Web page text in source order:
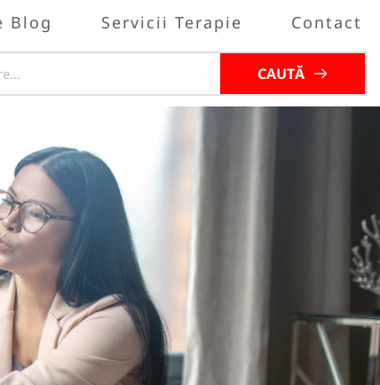
Blog Servicii Terapie Contact
CAUTĂ